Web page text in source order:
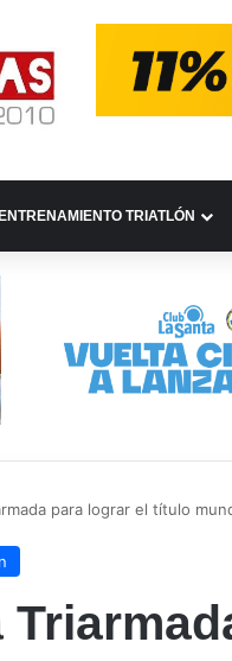
ENTRENAMIENTO TRIATLÓN
para lograr el título